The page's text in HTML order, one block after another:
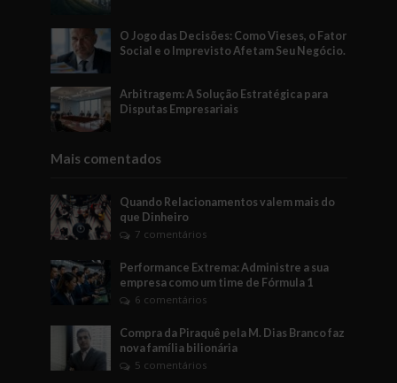
O Jogo das Decisões: Como Vieses, o Fator
Social e o Imprevisto Afetam Seu Negócio.
Arbitragem: A Solução Estratégica para
Disputas Empresariais
Mais comentados
Quando Relacionamentos valem mais do
que Dinheiro
7 comentários
Performance Extrema: Administre a sua
empresa como um time de Fórmula 1
6 comentários
Compra da Piraquê pela M. Dias Branco faz
nova família bilionária
5 comentários